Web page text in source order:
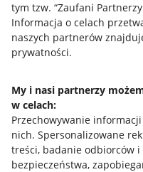
tym tzw. “Zaufani
Informacja o celach
naszych partnerów
prywatności.
My i nasi partnerzy
w celach:
Przechowywanie
nich. Spersonalizowane
treści, badanie odbiorców i
bezpieczeństwa,
Przydatne informacje
Jak to działa
Allegro Gadane dla
Allegro Gadane dla
Mapa miejscowości